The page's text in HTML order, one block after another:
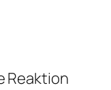
Reaktion